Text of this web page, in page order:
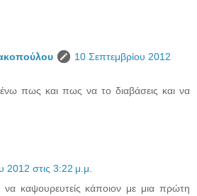
10 Σεπτεμβρίου 2012
πως και πως να το διαβάσεις και να
2012 στις 3:22 μ.μ.
καψουρευτείς κάποιον με μια πρώτη